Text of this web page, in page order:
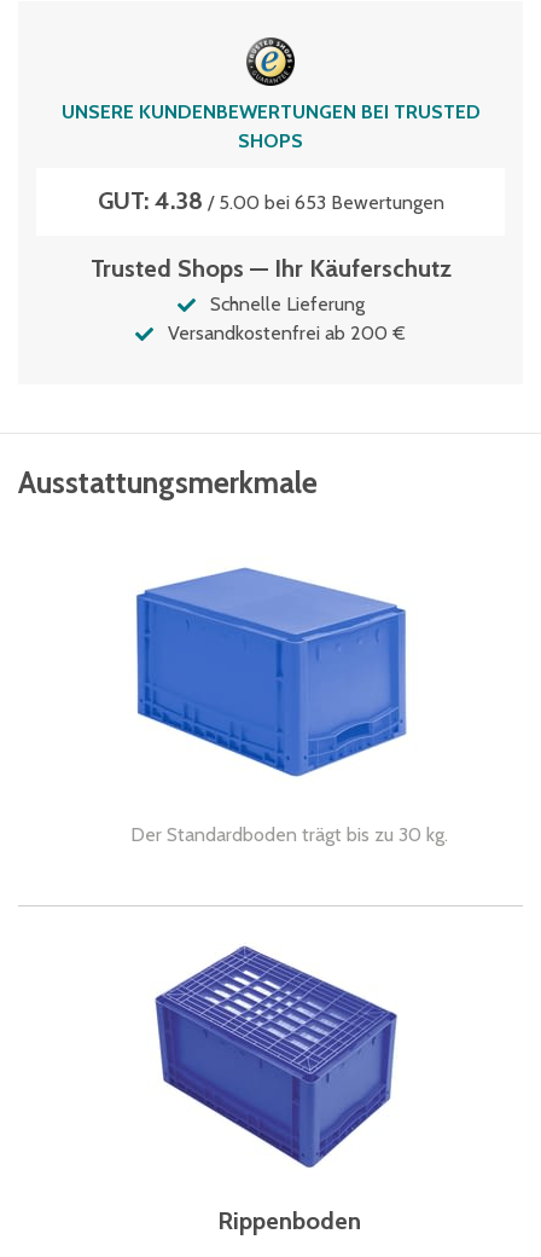
38 Liter
UNSERE KUNDENBEWERTUNGEN BEI TRUSTED
SHOPS
GUT: 4.38 / 5.00 bei 653 Bewertungen
Trusted Shops — Ihr Käuferschutz
Schnelle Lieferung
Versandkostenfrei ab 200 €
Ausstattungsmerkmale
Der Standardboden trägt bis zu 30 kg.
Rippenboden